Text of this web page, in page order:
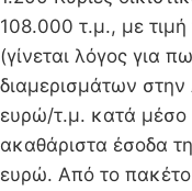
108.000 τ.μ., με
(γίνεται λόγος για
διαμερισμάτων
ευρώ/τ.μ. κατά
ακαθάριστα έσοδα
ευρώ. Από το